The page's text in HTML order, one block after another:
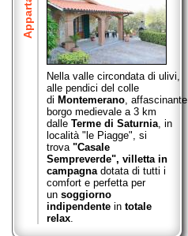
Nella valle circondata di ulivi,
alle pendici del colle
di Montemerano, affascinante
borgo medievale a 3 km
dalle Terme di Saturnia, in
località "le Piagge", si
trova "Casale
Sempreverde", villetta in
campagna dotata di tutti i
comfort e perfetta per
un soggiorno
indipendente in totale
relax.